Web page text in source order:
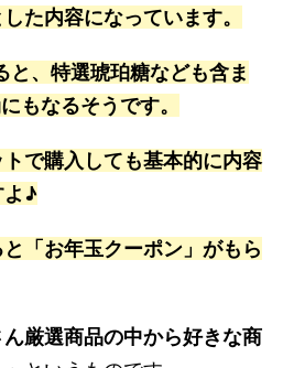
た内容になっています。
、特選琥珀糖なども含ま
もなるそうです。
で購入しても基本的に内容
よ♪
「お年玉クーポン」がもら
ん厳選商品の中から好きな商